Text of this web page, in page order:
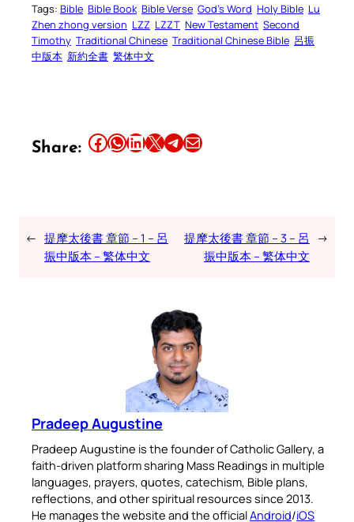
Tags: Bible Bible Book Bible Verse God’s Word Holy Bible Lu
Zhen zhong version LZZ LZZT New Testament Second
Timothy Traditional Chinese Traditional Chinese Bible 呂振
中版本 新約全書 繁体中文
Share: Share this article on Facebook Share this article on WhatsApp Share this article on LinkedIn Share this article on X Share this article on TelegramEmail this Article
← 提摩太後書 章節 – 1 – 呂
振中版本 – 繁体中文
提摩太後書 章節 – 3 – 呂
振中版本 – 繁体中文
→
Pradeep Augustine
Pradeep Augustine is the founder of Catholic Gallery, a
faith-driven platform sharing Mass Readings in multiple
languages, prayers, quotes, catechism, Bible plans,
reflections, and other spiritual resources since 2013.
He manages the website and the officialAndroid/iOS